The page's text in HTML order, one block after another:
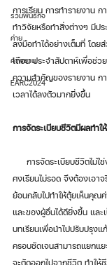
รวมพันธกิจ
ค่าย
คำพยาน
EARC2024
การเรียน การทำรายงาน
ทำวิจัยหรือทำสิ่งต่างๆ มีป
ลงมือทำได้อย่างเต็มที่ โดย
เดือน ประจำสัปดาห์เพื่อช่ว
ความสำคัญของรายงาน ก
เวลาได้ลงตัวมากยิ่งขึ้น
การจัดระเบียบชีวิตมีผลทำใ
คงเรียนไม่รอด จึงต้องเอา
ย้อนกลับไปทำให้ตุ้ยเห็นคุณ
และของผู้อื่นได้ดียิ่งขึ้น และ
บทเรียนเพื่อนำไปปรับปรุง
ครอบชัดเจนสามารถแยกแ